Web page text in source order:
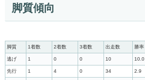
脚質傾向
脚質 1着数 2着数 3着数 出走数 勝率
逃げ 1 0 0 10 10.0
先行 1 4 0 34 2.9